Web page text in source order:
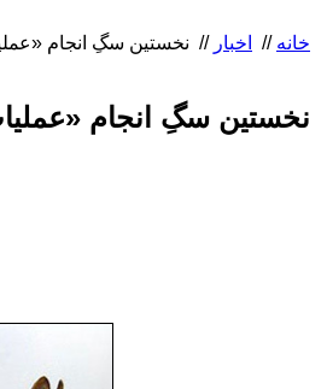
خانه // اخبار //
نخستین سگِ انجام